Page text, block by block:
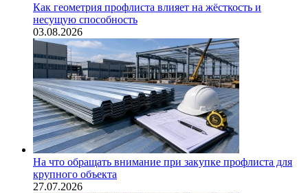
Как геометрия профлиста влияет на жёсткость и
несущую способность
03.08.2026
На что обращать внимание при закупке профлиста для
крупного объекта
27.07.2026